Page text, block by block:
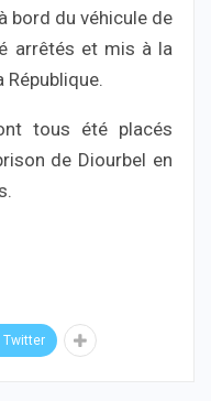
bord du véhicule de
arrêtés et mis à la
tous été placés
de Diourbel en
Twitter